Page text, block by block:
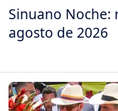
Sinuano
agosto de 2026